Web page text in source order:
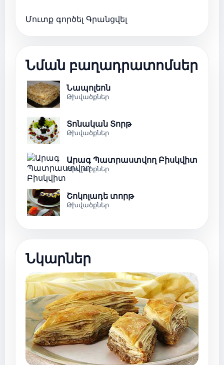
Մուտք գործել Գրանցվել
Նման բաղադրատոմսեր
Նապոլեոն
Թխվածքներ
Տոնական Տորթ
Թխվածքներ
Արագ Պատրաստվող Բիսկվիտ
Թխվածքներ
Շոկոլադե տորթ
Թխվածքներ
Նկարներ